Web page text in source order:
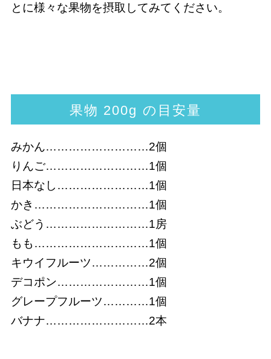
とに様々な果物を摂取してみてください。
果物 200g の目安量
みかん………………………2個
りんご………………………1個
日本なし……………………1個
かき…………………………1個
ぶどう………………………1房
もも…………………………1個
キウイフルーツ……………2個
デコポン……………………1個
グレープフルーツ…………1個
バナナ………………………2本